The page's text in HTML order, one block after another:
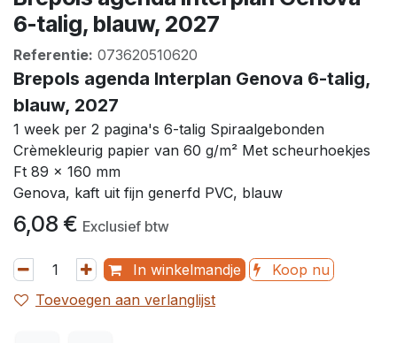
6-talig, blauw, 2027
Referentie: 073620510620
Brepols agenda Interplan Genova 6-talig,
blauw, 2027
1 week per 2 pagina's 6-talig Spiraalgebonden
Crèmekleurig papier van 60 g/m² Met scheurhoekjes
Ft 89 x 160 mm
Genova, kaft uit fijn generfd PVC, blauw
6,08 € Exclusief btw
In winkelmandje
Koop nu
Toevoegen aan verlanglijst